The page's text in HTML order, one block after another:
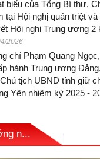
biểu của Tổng Bí thư,
tại Hội nghị quán triệt
Hội nghị Trung ương 2
2026
chí Phạm Quang
hành Trung ương
tịch UBND tỉnh giữ
Yên nhiệm kỳ 2025 -
n...